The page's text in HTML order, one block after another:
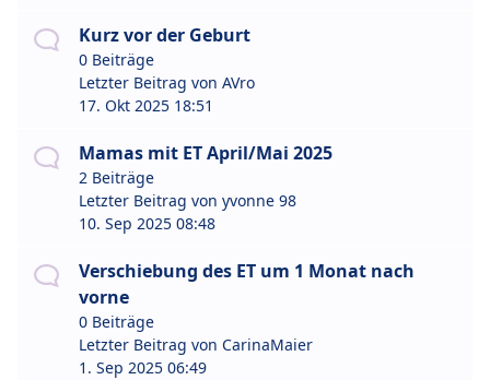
Kurz vor der Geburt
0 Beiträge
Letzter Beitrag von AVro
17. Okt 2025 18:51
Mamas mit ET April/Mai 2025
2 Beiträge
Letzter Beitrag von yvonne 98
10. Sep 2025 08:48
Verschiebung des ET um 1 Monat nach
vorne
0 Beiträge
Letzter Beitrag von CarinaMaier
1. Sep 2025 06:49